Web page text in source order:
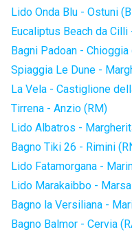
Lido Onda Blu - Ostuni
Eucaliptus Beach da Cilli
Bagni Padoan - Chioggia
Spiaggia Le Dune -
La Vela - Castiglione
Tirrena - Anzio (RM)
Lido Albatros -
Bagno Tiki 26 - Rimini
Lido Fatamorgana -
Lido Marakaibbo -
Bagno la Versiliana -
Bagno Balmor - Cervia